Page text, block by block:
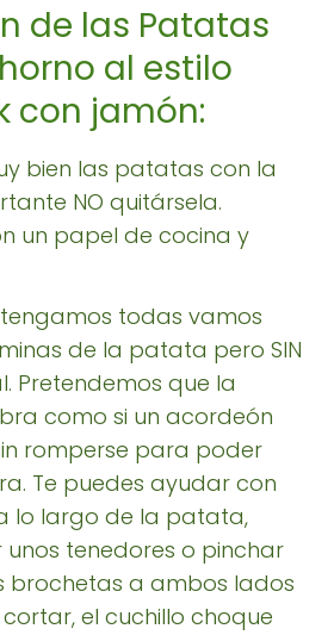
de las Patatas
al estilo
con jamón:
bien las patatas con la
NO quitársela.
un papel de cocina y
todas vamos
de la patata pero SIN
Pretendemos que la
como si un acordeón
romperse para poder
Te puedes ayudar con
lo largo de la patata,
tenedores o pinchar
brochetas a ambos lados
el cuchillo choque